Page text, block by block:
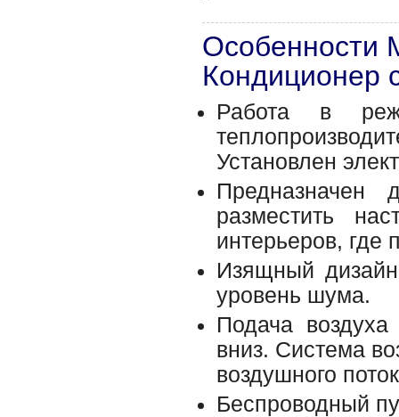
Особенности
Кондиционер
Работа в
Установлен
разместить
интерьеров, где
Изящный
уровень шума.
Подача
вниз. Система
воздушного
Беспроводный